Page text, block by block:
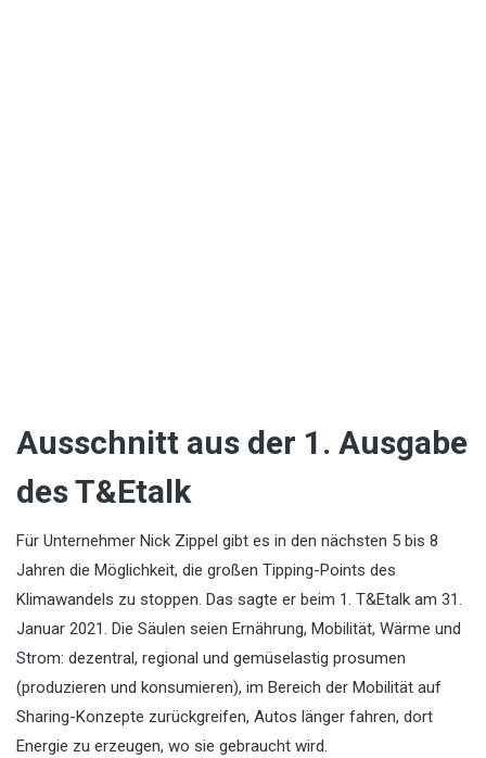
Ausschnitt aus der 1. Ausgabe
des T&Etalk
Für Unternehmer Nick Zippel gibt es in den nächsten 5 bis 8
Jahren die Möglichkeit, die großen Tipping-Points des
Klimawandels zu stoppen. Das sagte er beim 1. T&Etalk am 31.
Januar 2021. Die Säulen seien Ernährung, Mobilität, Wärme und
Strom: dezentral, regional und gemüselastig prosumen
(produzieren und konsumieren), im Bereich der Mobilität auf
Sharing-Konzepte zurückgreifen, Autos länger fahren, dort
Energie zu erzeugen, wo sie gebraucht wird.